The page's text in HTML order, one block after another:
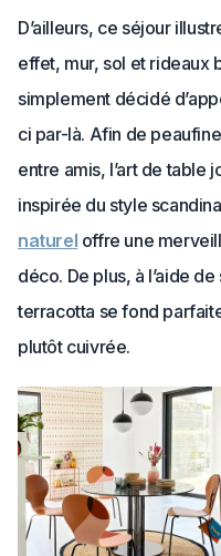
D’ailleurs, ce séjour
effet, mur, sol et rideaux
simplement décidé
ci par-là. Afin de
entre amis, l’art de table
inspirée du style
naturel offre une
déco. De plus, à l’aide
terracotta se fond
plutôt cuivrée.